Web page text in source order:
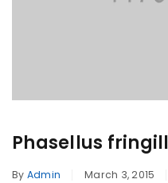
Phasellus
By Admin March 3, 2015